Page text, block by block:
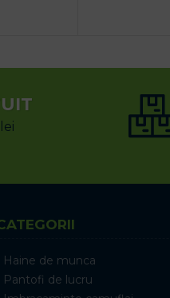
Haine de munca
Pantofi de lucru